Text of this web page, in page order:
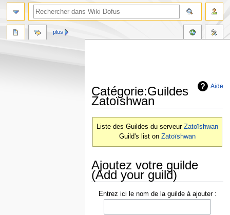
Aide
Catégorie:Guildes
Zatoïshwan
Liste des Guildes du serveurZatoïshwan
Guild's list onZatoïshwan
Ajoutez votre guilde
(Add your guild)
Entrez ici le nom de la guilde à ajouter :
plus